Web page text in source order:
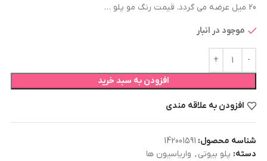
20 میل عرضه می گردد. قیمت رنگ مو پلو …
موجود در انبار
افزودن به سبد خرید
افزودن به علاقه مندی
شناسه محصول: 142001591
دسته: پلو بیوتی , واریاسیون ها